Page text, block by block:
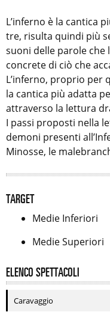
L’inferno è la cantica
tre, risulta quindi più
suoni delle parole che
concrete di ciò che
L’inferno, proprio per
la cantica più adatta
attraverso la lettura
I passi proposti nella
demoni presenti
Minosse, le
TARGET
Medie Inferiori
Medie Superiori
ELENCO SPETTACOLI
Caravaggio